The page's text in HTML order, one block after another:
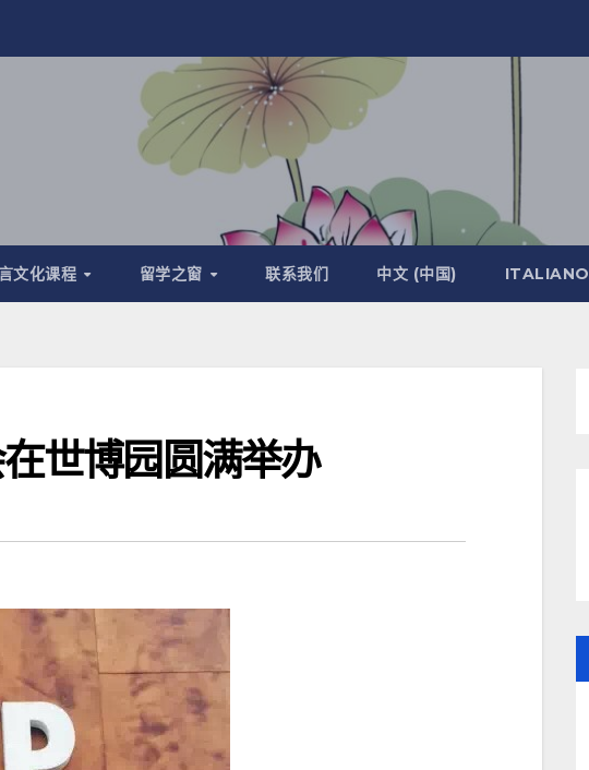
文化课程 留学之窗 联系我们 中文 (中国) ITALIANO
世博园圆满举办